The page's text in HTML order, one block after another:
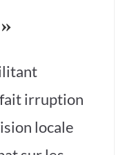
irruption
locale